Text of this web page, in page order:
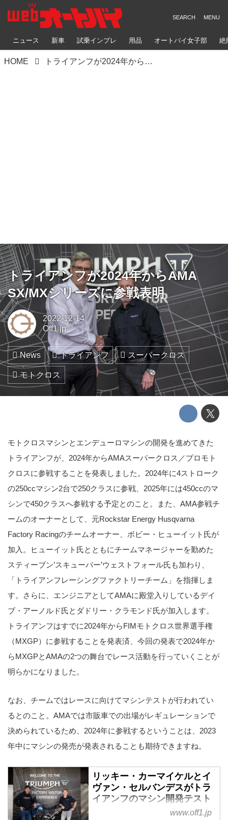
ニュース 新車 試乗インプレ 用品 オートバイ女子部 絶
HOME トライアンフが2024年からAMA SX/MXシリーズに参戦表明
トライアンフが2024年からAMA
SX/MXシリーズに参戦表明
2022-12-14
Off1.jp
News トライアンフ スーパークロス
モトクロス
モトクロスマシンとエンデューロマシンの開発を進めてきた
トライアンフが、2024年からAMAスーパークロス／プロモト
クロスに参戦することを発表しました。2024年に4ストローク
の250ccマシン2台で250クラスに参戦、2025年には450ccのマ
シンで450クラスへ参戦する予定とのこと。また、AMA参戦チ
ームのオーナーとして、元Rockstar Energy Husqvarna
Factory Racingのチームオーナー、ボビー・ヒューイット氏が
加入。ヒューイット氏とともにチームマネージャーを勤めた
スティーブン’スキューバー’ウェストフォール氏も加わり、
「トライアンフレーシングファクトリーチーム」を指揮しま
す。さらに、エンジニアとしてAMAに殿堂入りしているデイ
ブ・アーノルド氏とダドリー・クラモンド氏が加入します。
トライアンフはすでに2024年からFIMモトクロス世界選手権
（MXGP）に参戦することを発表済、今回の発表で2024年か
らMXGPとAMAの2つの舞台でレース活動を行っていくことが
明らかになりました。
なお、チームではレースに向けてマシンテストが行われてい
るとのこと。AMAでは市販車での出場がレギュレーションで
決められているため、2024年に参戦するということは、2023
年中にマシンの発売が発表されることも期待できますね。
リッキー・カーマイケルとイ
ヴァン・セルバンデスがトラ
イアンフのマシン開発テスト
に参加 - Off1.jp（オフワン・
www.off1.jp